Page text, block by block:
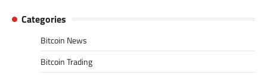
Categories
Bitcoin News
Bitcoin Trading